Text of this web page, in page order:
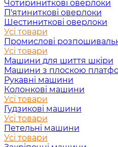
Чотириниткові оверлоки
П'ятиниткові оверлоки
Шестиниткові оверлоки
Усі товари
Промислові
Усі товари
Машини для шиття шкіри
Машини з плоскою
Рукавні машини
Колонкові машини
Усі товари
Гудзикові машини
Усі товари
Петельні машини
Усі товари